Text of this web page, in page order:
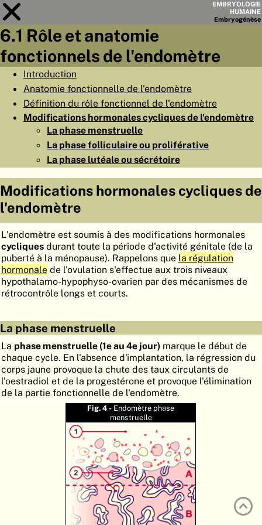
EMBRYOLOGIE
HUMAINE
Embryogénèse
Module
LISTE DES CHAPITRES
OBJECTIFS
RÉSUMÉ
PAGES
EMBRYOGÉNÈSE
ORGANOGÉNÈSE
ATLASEMBRYOLOGY
AIDE
DE
EN
6.1 Rôle et anatomie
fonctionnels de l'endomètre
Introduction
Anatomie fonctionnelle de l'endomètre
Définition du rôle fonctionnel de l'endomètre
Modifications hormonales cycliques de l'endomètre
La phase menstruelle
La phase folliculaire ou proliférative
La phase lutéale ou sécrétoire
Modifications hormonales cycliques de
l'endomètre
L'endomètre est soumis à des modifications hormonales
cycliques durant toute la période d'activité génitale (de la
puberté à la ménopause). Rappelons que la régulation
hormonale de l'ovulation s'effectue aux trois niveaux
hypothalamo-hypophyso-ovarien par des mécanismes de
rétrocontrôle longs et courts.
La phase menstruelle
La phase menstruelle (1e au 4e jour) marque le début de
chaque cycle. En l'absence d'implantation, la régression du
corps jaune provoque la chute des taux circulants de
l'oestradiol et de la progestérone et provoque l'élimination
de la partie fonctionnelle de l'endomètre.
Fig. 4 - Endomètre phase
menstruelle